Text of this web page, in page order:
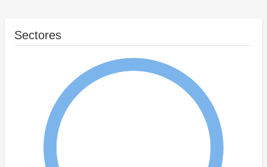
Sectores